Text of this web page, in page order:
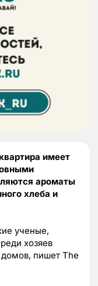
имеет
ароматы
хлеба и
ученые,
хозяев
пишет The